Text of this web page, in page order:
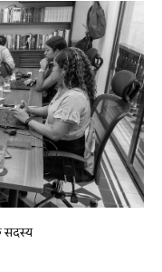
सदस्य